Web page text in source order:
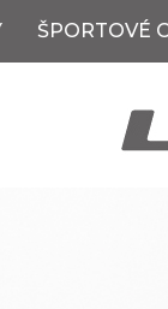
ŠPORTOVÉ